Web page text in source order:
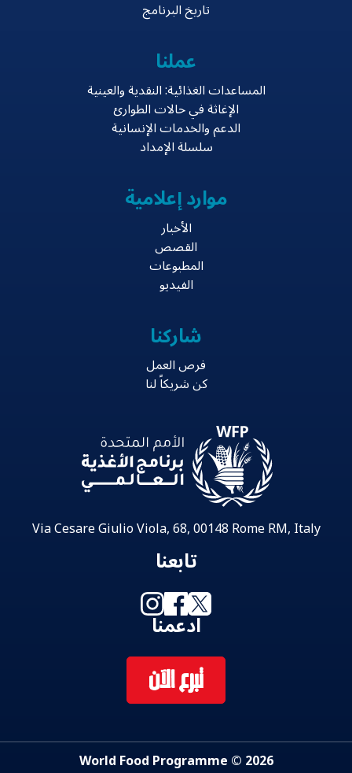
تاريخ البرنامج
عملنا
المساعدات الغذائية: النقدية والعينية
الإغاثة في حالات الطوارئ
الدعم والخدمات الإنسانية
سلسلة الإمداد
موارد إعلامية
الأخبار
القصص
المطبوعات
الفيديو
شاركنا
فرص العمل
كن شريكاً لنا
Via Cesare Giulio Viola, 68, 00148 Rome RM, Italy
تابعنا
ادعمنا
تبرع الآن
2026 © World Food Programme